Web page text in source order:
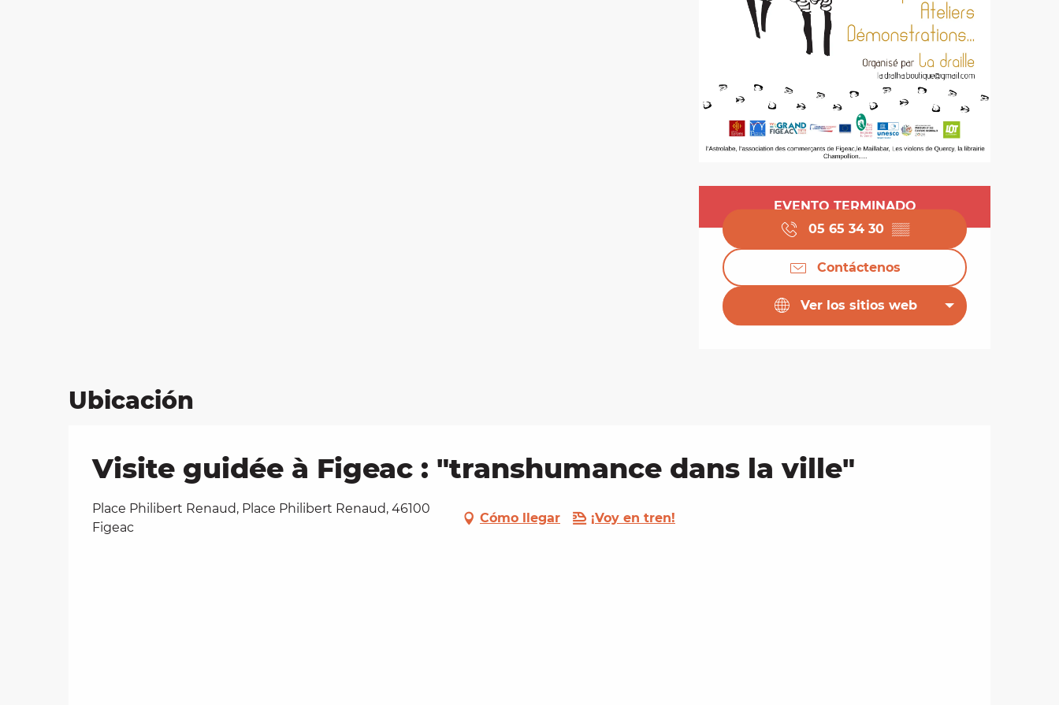
Horarios y datos de
EVENTO TERMINADO
05 65 34 30 ▒▒
Contáctenos
Ver los sitios web
Ubicación
Visite guidée à Figeac : "transhumance dans la ville"
Place Philibert Renaud, Place Philibert Renaud, 46100
Figeac
Cómo llegar ¡Voy en tren!